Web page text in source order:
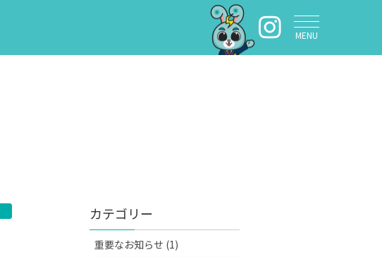
MENU
カテゴリー
重要なお知らせ (1)